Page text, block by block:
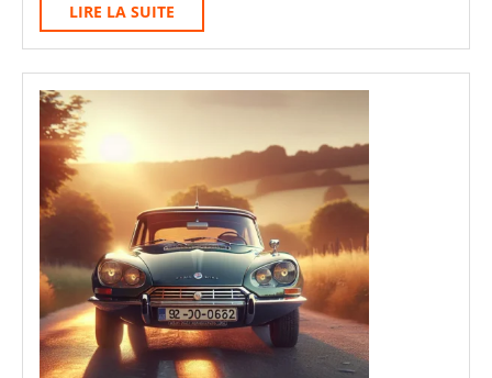
:
Requalification,
Délais
Et
Centres
Agréés
LIRE LA SUITE
LA